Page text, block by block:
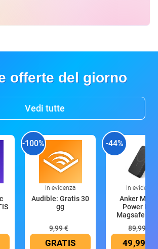
offerte del giorno
Vedi tutte
-100%
In evidenza
Audible: Gratis 30
gg
9,99 €
GRATIS
-44%
In evidenza
Anker
Power
Magsafe
89,99 €
49,99 €